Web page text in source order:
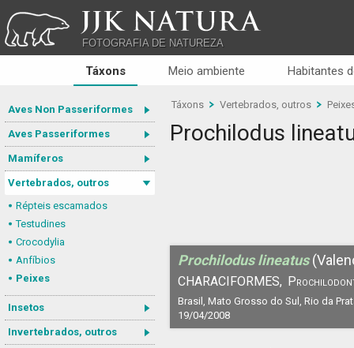
JJK NATURA
FOTOGRAFIA DE NATUREZA
Táxons Meio ambiente Habitantes
Aves Non Passeriformes
Aves Passeriformes
Mamíferos
Vertebrados, outros
Répteis escamados
Testudines
Crocodylia
Anfíbios
Peixes
Insetos
Invertebrados, outros
Táxons Vertebrados, outros
Prochilodus
Prochilodus lineatus
CHARACIFORMES,
Brasil, Mato Grosso do Sul, Rio da
19/04/2008